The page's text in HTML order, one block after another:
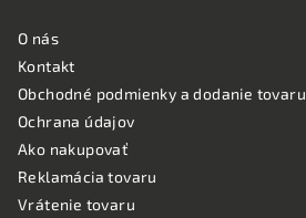
O nás
Kontakt
Obchodné podmienky a dodanie tovaru
Ochrana údajov
Ako nakupovať
Reklamácia tovaru
Vrátenie tovaru